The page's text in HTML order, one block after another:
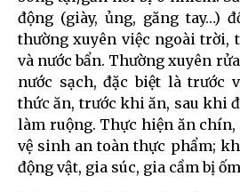
động (giày, ủng, găng tay…)
thường xuyên việc ngoài trời,
và nước bẩn. Thường xuyên
nước sạch, đặc biệt là trước
thức ăn, trước khi ăn, sau khi
làm ruộng. Thực hiện ăn chín,
vệ sinh an toàn thực phẩm;
động vật, gia súc, gia cầm bị